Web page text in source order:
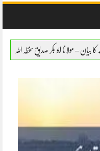
اہل کتاب کے برتن استعمال